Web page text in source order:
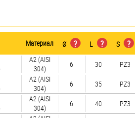
Материал Ø ? L ? S ?
А2 (AISI
304)
6 30 PZ3
А2 (AISI
304)
6 35 PZ3
А2 (AISI
304)
6 40 PZ3